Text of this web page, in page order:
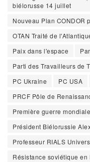
biélorusse 14 juillet
Nouveau Plan CONDOR
OTAN Traité de
Paix dans l'espace
Parti des Travailleurs de
PC Ukraine
PC USA
PRCF Pôle de
Première guerre
Président Biélorussie
Professeur RIALS
Résistance soviétique en